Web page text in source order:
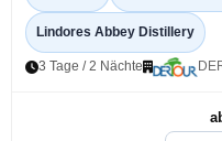
Lindores Abbey Distillery
3 Tage / 2 Nächte